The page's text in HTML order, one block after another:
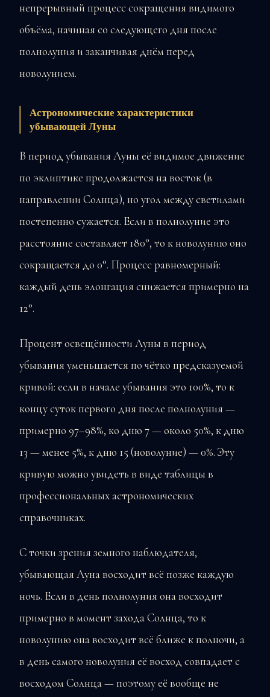
непрерывный процесс сокращения видимого
объёма, начиная со следующего дня после
полнолуния и заканчивая днём перед
новолунием.
Астрономические характеристики
убывающей Луны
В период убывания Луны её видимое движение
по эклиптике продолжается на восток (в
направлении Солнца), но угол между светилами
постепенно сужается. Если в полнолуние это
расстояние составляет 180°, то к новолунию оно
сокращается до 0°. Процесс равномерный:
каждый день элонгация снижается примерно на
12°.
Процент освещённости Луны в период
убывания уменьшается по чётко предсказуемой
кривой: если в начале убывания это 100%, то к
концу суток первого дня после полнолуния —
примерно 97–98%, ко дню 7 — около 50%, к дню
13 — менее 5%, к дню 15 (новолуние) — 0%. Эту
кривую можно увидеть в виде таблицы в
профессиональных астрономических
справочниках.
С точки зрения земного наблюдателя,
убывающая Луна восходит всё позже каждую
ночь. Если в день полнолуния она восходит
примерно в момент захода Солнца, то к
новолунию она восходит всё ближе к полночи, а
в день самого новолуния её восход совпадает с
восходом Солнца — поэтому её вообще не